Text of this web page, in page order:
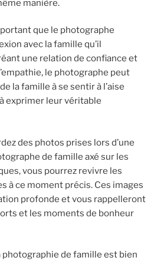
manière.
que le photographe
avec la famille qu’il
une relation de confiance et
le photographe peut
la famille à se sentir à l’aise
exprimer leur véritable
des photos prises lors d’une
de famille axé sur les
vous pourrez revivre les
à ce moment précis. Ces images
profonde et vous rappelleront
et les moments de bonheur
photographie de famille est bien